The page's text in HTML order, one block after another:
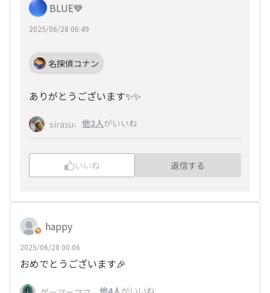
BLUE💙
2025/06/28 06:49
名探偵コナン
ありがとうございます✨✨
sirasu、 他2人がいいね
いいね 返信する
happy
2025/06/28 00:06
おめでとうございます🎉